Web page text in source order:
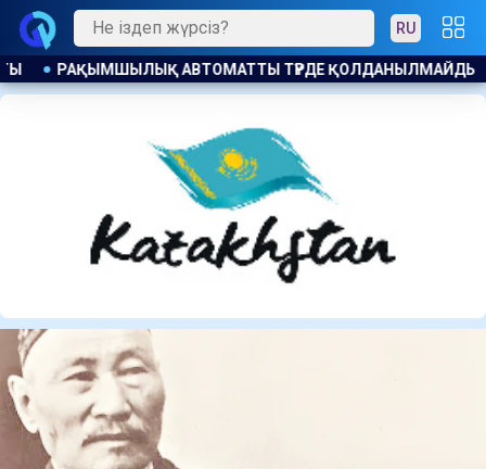
RU
ҚАНША ҚАЗАҚСТАНДЫҚ БОСТАНДЫҚҚА ШЫҚТЫ